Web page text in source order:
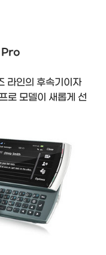
Pro
인의 후속기이자
로 모델이 새롭게 선